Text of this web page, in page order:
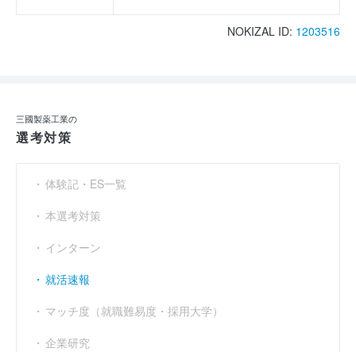
NOKIZAL ID: 1203516
三國製薬工業の
選考対策
体験記・ES一覧
本選考対策
インターン
就活速報
マッチ度（就職難易度・採用大学）
企業研究